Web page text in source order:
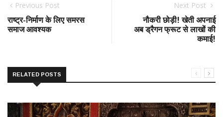
Previous Post
राष्ट्र-निर्माण के लिए समरस
समाज आवश्यक
Next Post
नौकरी छोड़ी! खेती अपनाई
अब ड्रैगन फ्रूट से लाखों की
कमाई!
RELATED POSTS